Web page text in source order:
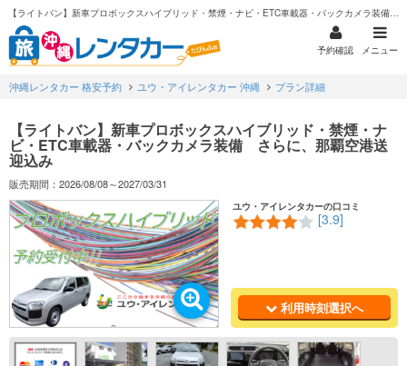
【ライトバン】新車プロボックスハイブリッド・禁煙・ナビ・ETC車載器・バックカメラ装備 さらに、那覇空港送迎込み
予約確認 メニュー
沖縄レンタカー 格安予約 ユウ・アイレンタカー 沖縄 プラン詳細
【ライトバン】新車プロボックスハイブリッド・禁煙・ナ
ビ・ETC車載器・バックカメラ装備 さらに、那覇空港送
迎込み
販売期間：2026/08/08～2027/03/31
ユウ・アイレンタカーの口コミ
[3.9]
利用時刻選択へ